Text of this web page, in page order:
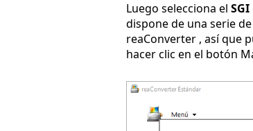
Luego selecciona el SGI
dispone de una serie
reaConverter , así que
hacer clic en el botón